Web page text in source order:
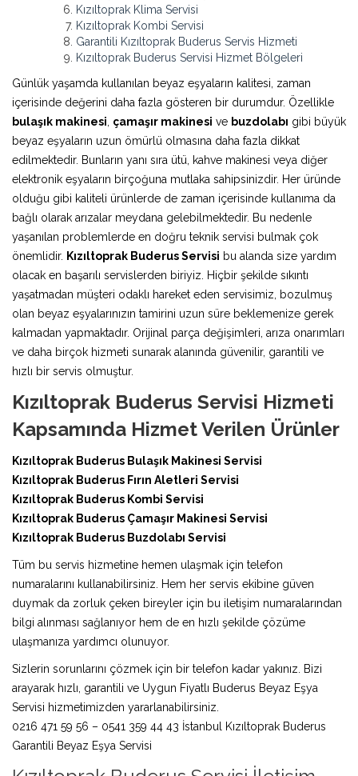
Kızıltoprak Klima Servisi
Kızıltoprak Kombi Servisi
Garantili Kızıltoprak Buderus Servis Hizmeti
Kızıltoprak Buderus Servisi Hizmet Bölgeleri
Günlük yaşamda kullanılan beyaz eşyaların kalitesi, zaman
içerisinde değerini daha fazla gösteren bir durumdur. Özellikle
bulaşık makinesi çamaşır makinesi ve buzdolabı gibi büyük
beyaz eşyaların uzun ömürlü olmasına daha fazla dikkat
edilmektedir. Bunların yanı sıra ütü, kahve makinesi veya diğer
elektronik eşyaların birçoğuna mutlaka sahipsinizdir. Her üründe
olduğu gibi kaliteli ürünlerde de zaman içerisinde kullanıma da
bağlı olarak arızalar meydana gelebilmektedir. Bu nedenle
yaşanılan problemlerde en doğru teknik servisi bulmak çok
önemlidir. Kızıltoprak Buderus Servisi bu alanda size yardım
olacak en başarılı servislerden biriyiz. Hiçbir şekilde sıkıntı
yaşatmadan müşteri odaklı hareket eden servisimiz, bozulmuş
olan beyaz eşyalarınızın tamirini uzun süre beklemenize gerek
kalmadan yapmaktadır. Orijinal parça değişimleri, arıza onarımları
ve daha birçok hizmeti sunarak alanında güvenilir, garantili ve
hızlı bir servis olmuştur.
Kızıltoprak Buderus Servisi Hizmeti
Kapsamında Hizmet Verilen Ürünler
Kızıltoprak Buderus Bulaşık Makinesi Servisi
Kızıltoprak Buderus Fırın Aletleri Servisi
Kızıltoprak Buderus Kombi Servisi
Kızıltoprak Buderus Çamaşır Makinesi Servisi
Kızıltoprak Buderus Buzdolabı Servisi
Tüm bu servis hizmetine hemen ulaşmak için telefon
numaralarını kullanabilirsiniz. Hem her servis ekibine güven
duymak da zorluk çeken bireyler için bu iletişim numaralarından
bilgi alınması sağlanıyor hem de en hızlı şekilde çözüme
ulaşmanıza yardımcı olunuyor.
Sizlerin sorunlarını çözmek için bir telefon kadar yakınız. Bizi
arayarak hızlı, garantili ve Uygun Fiyatlı Buderus Beyaz Eşya
Servisi hizmetimizden yararlanabilirsiniz.
0216 471 59 56 – 0541 359 44 43 İstanbul Kızıltoprak Buderus
Garantili Beyaz Eşya Servisi